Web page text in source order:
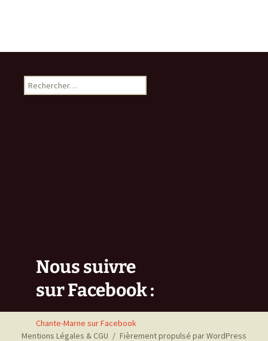
Rechercher :
Nous suivre
sur Facebook :
Chante-Marne sur Facebook
Mentions Légales & CGU
Fièrement propulsé par WordPress